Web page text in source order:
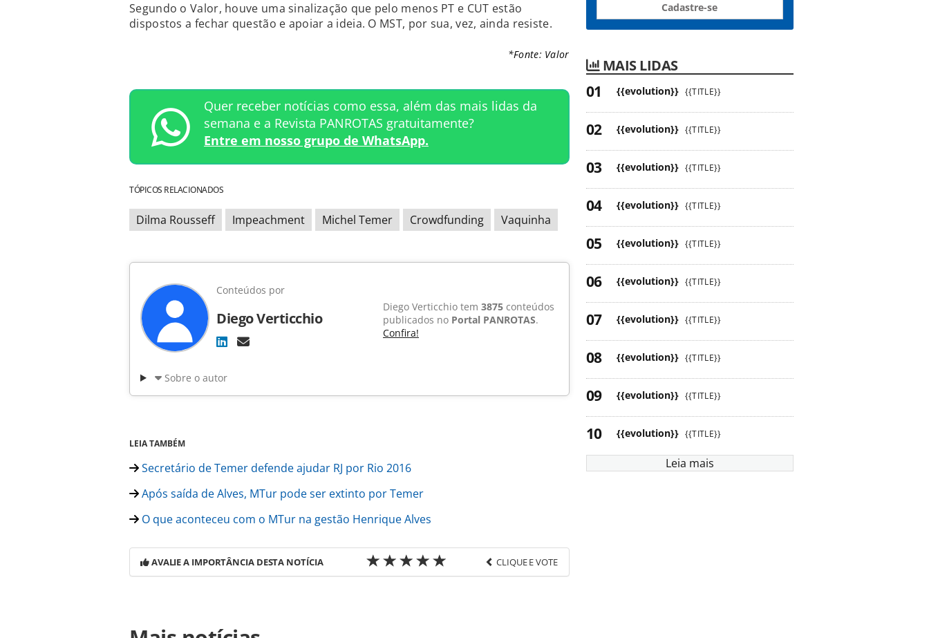
Segundo o Valor, houve uma sinalização que pelo menos PT e CUT estão
dispostos a fechar questão e apoiar a ideia. O MST, por sua, vez, ainda resiste.
*Fonte: Valor
Quer receber notícias como essa, além das mais lidas da
semana e a Revista PANROTAS gratuitamente?
Entre em nosso grupo de WhatsApp.
TÓPICOS RELACIONADOS
Dilma Rousseff Impeachment Michel Temer Crowdfunding Vaquinha
Conteúdos por
Diego Verticchio
Diego Verticchio tem 3875 conteúdos
publicados no Portal PANROTAS.
Confira!
Sobre o autor
LEIA TAMBÉM
Secretário de Temer defende ajudar RJ por Rio 2016
Após saída de Alves, MTur pode ser extinto por Temer
O que aconteceu com o MTur na gestão Henrique Alves
AVALIE A IMPORTÂNCIA DESTA NOTÍCIA CLIQUE E VOTE
https://www.panrotas.com.br/noticia-turismo/politica/2016/06/dilma-faz-vaquinha-
Cadastre-se
MAIS LIDAS
{{evolution}} {{TITLE}}
{{evolution}} {{TITLE}}
{{evolution}} {{TITLE}}
{{evolution}} {{TITLE}}
{{evolution}} {{TITLE}}
{{evolution}} {{TITLE}}
{{evolution}} {{TITLE}}
{{evolution}} {{TITLE}}
{{evolution}} {{TITLE}}
{{evolution}} {{TITLE}}
Leia mais